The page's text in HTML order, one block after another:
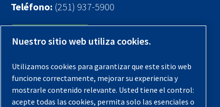
Teléfono: (251) 937-5900
Contáctenos
Registra tu compresor
Aviso legal
Garantías
Nuestro sitio web utiliza cookies.
Utilizamos cookies para garantizar que este sitio web
funcione correctamente, mejorar su experiencia y
mostrarle contenido relevante. Usted tiene el control:
acepte todas las cookies, permita solo las esenciales o